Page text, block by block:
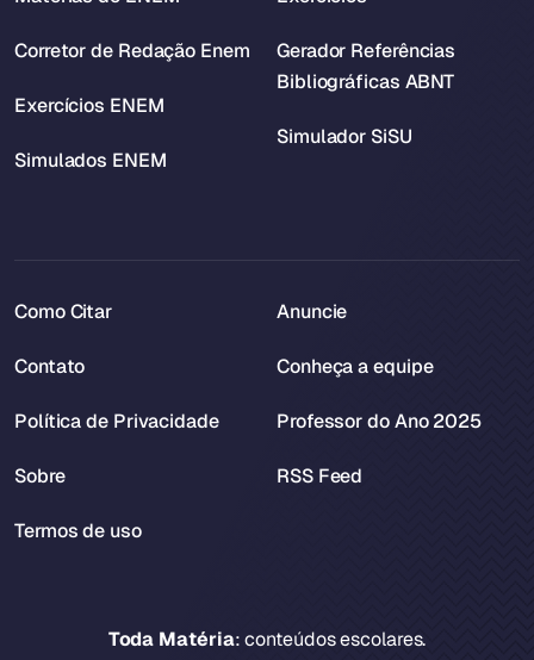
Corretor de Redação Enem
Exercícios ENEM
Simulados ENEM
Gerador Referências
Bibliográficas ABNT
Simulador SiSU
Toda Matéria: conteúdos escolares.
Como Citar
Contato
Política de Privacidade
Sobre
Termos de uso
Anuncie
Conheça a equipe
Professor do Ano 2025
RSS Feed